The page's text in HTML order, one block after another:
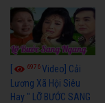
6976Video] Cải
Lương Xã Hội Siêu
Hay " LỠ BƯỚC SANG